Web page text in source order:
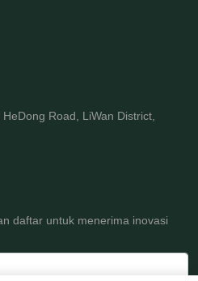
Road, LiWan District,
daftar untuk menerima inovasi